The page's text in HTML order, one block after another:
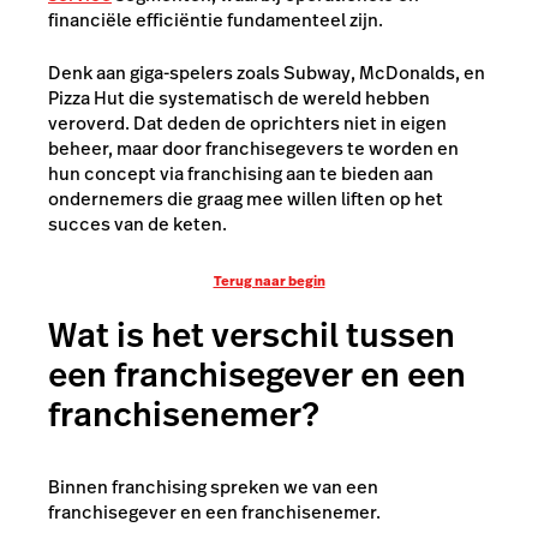
financiële efficiëntie fundamenteel zijn.
Denk aan giga-spelers zoals Subway, McDonalds, en
Pizza Hut die systematisch de wereld hebben
veroverd. Dat deden de oprichters niet in eigen
beheer, maar door franchisegevers te worden en
hun concept via franchising aan te bieden aan
ondernemers die graag mee willen liften op het
succes van de keten.
Terug naar begin
Wat is het verschil tussen
een franchisegever en een
franchisenemer?
Binnen franchising spreken we van een
franchisegever en een franchisenemer.